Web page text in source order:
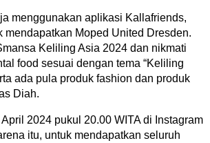
menggunakan aplikasi Kallafriends,
Moped United Dresden.
Keliling Asia 2024 dan nikmati
food sesuai dengan tema “Keliling
ada pula produk fashion dan produk
Diah.
2024 pukul 20.00 WITA di Instagram
itu, untuk mendapatkan seluruh